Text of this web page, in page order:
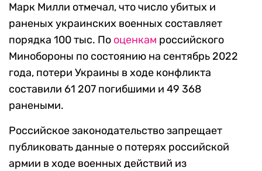
Марк Милли отмечал, что число убитых и
раненых украинских военных составляет
порядка 100 тыс. По оценкам российского
Минобороны по состоянию на сентябрь 2022
года, потери Украины в ходе конфликта
составили 61 207 погибшими и 49 368
ранеными.
Российское законодательство запрещает
публиковать данные о потерях российской
армии в ходе военных действий из